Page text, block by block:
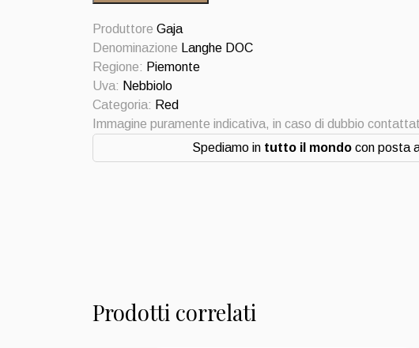
Sperss
Langhe
Nebbiolo
1996
quantità
Produttore Gaja
Denominazione Langhe DOC
Regione: Piemonte
Uva: Nebbiolo
Categoria: Red
Immagine puramente indicativa, in caso di dubbio
Spediamo in tutto il mondocon posta
Prodotti correlati